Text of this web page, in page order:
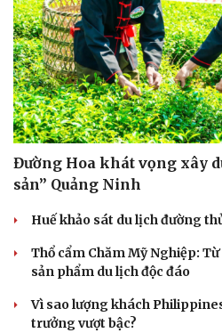
Đường Hoa khát vọng xây
sản” Quảng Ninh
Huế khảo sát du lịch đường
Thổ cẩm Chăm Mỹ Nghiệp:
sản phẩm du lịch độc đáo
Vì sao lượng khách
trưởng vượt bậc?